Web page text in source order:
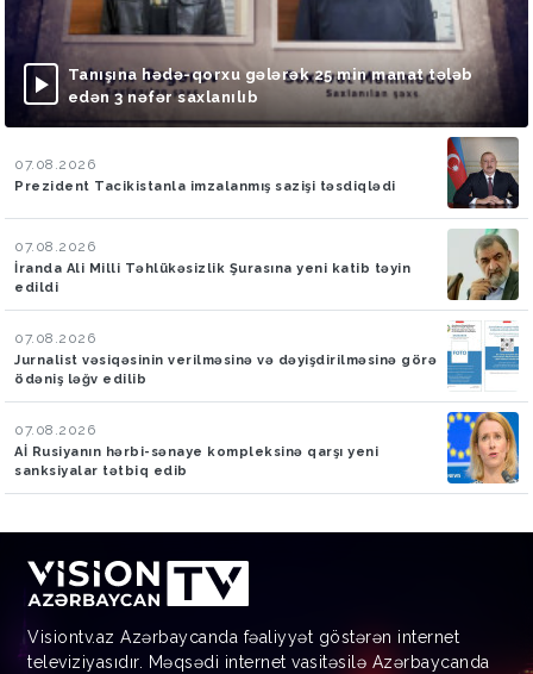
Tanışına hədə-qorxu gələrək 25 min manat tələb
edən 3 nəfər saxlanılıb
07.08.2026
Prezident Tacikistanla imzalanmış sazişi təsdiqlədi
07.08.2026
İranda Ali Milli Təhlükəsizlik Şurasına yeni katib təyin
edildi
07.08.2026
Jurnalist vəsiqəsinin verilməsinə və dəyişdirilməsinə görə
ödəniş ləğv edilib
07.08.2026
Aİ Rusiyanın hərbi-sənaye kompleksinə qarşı yeni
sanksiyalar tətbiq edib
Visiontv.az Azərbaycanda fəaliyyət göstərən internet
televiziyasıdır. Məqsədi internet vasitəsilə Azərbaycanda